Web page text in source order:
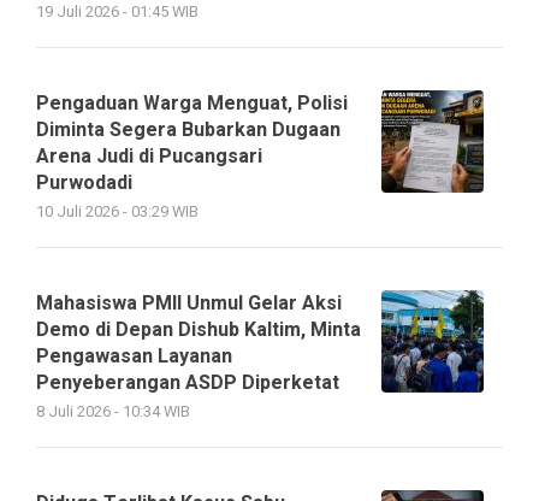
19 Juli 2026 - 01:45 WIB
Pengaduan Warga Menguat, Polisi
Diminta Segera Bubarkan Dugaan
Arena Judi di Pucangsari
Purwodadi
10 Juli 2026 - 03:29 WIB
Mahasiswa PMII Unmul Gelar Aksi
Demo di Depan Dishub Kaltim, Minta
Pengawasan Layanan
Penyeberangan ASDP Diperketat
8 Juli 2026 - 10:34 WIB